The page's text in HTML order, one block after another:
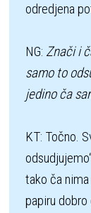
odredjena
NG: Znači i
samo to
jedino ča
KT: Točno.
tako ča
papiru